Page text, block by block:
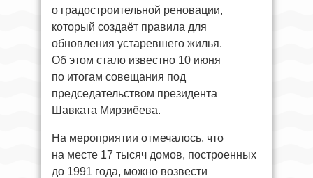
о градостроительной реновации,
который создаёт правила для
обновления устаревшего жилья.
Об этом стало известно 10 июня
по итогам совещания под
председательством президента
Шавката Мирзиёева.
На мероприятии отмечалось, что
на месте 17 тысяч домов, построенных
до 1991 года, можно возвести